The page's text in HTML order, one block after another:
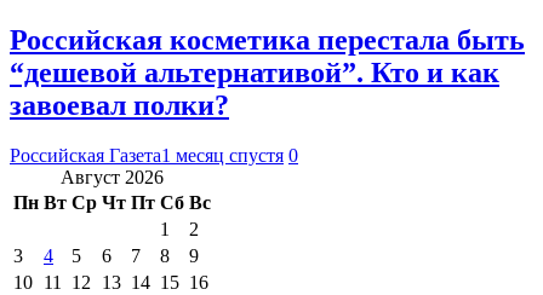
Российская косметика перестала быть
“дешевой альтернативой”. Кто и как
завоевал полки?
Российская Газета1 месяц спустя 0
Август 2026
Пн Вт Ср Чт Пт Сб Вс
1
2
3
4 5 6 7 8
9
10 11 12 13 14 15 16